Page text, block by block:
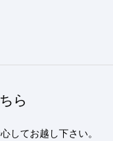
ら
してお越し下さい。